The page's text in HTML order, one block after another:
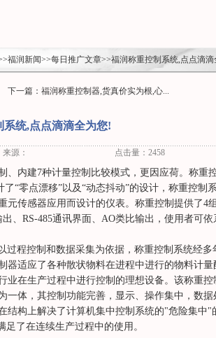
福润新闻>>每日推广文章>>福润称重控制系统,点点滴滴
下一篇： 福润称重控制器,货真价实为根,心...
系统,点点滴滴全为您!
来源： 点击量：2458
、内建7种计量控制比较模式，更因应荷。称重
“零点漂移”以及“动态抖动”的设计，称重控制
传感器应用而设计的仪表。称重控制提供了4组
、RS-485通讯界面、AO类比输出，使用者可依
过程控制和数据采集为依据，称重控制系统经多
器适应了各种散状物料在进程中进行的物料计量
业在生产过程中进行控制的理想设备。该称重控
一体，其控制功能完善，显示、操作集中，数据
结构上解决了计算机集中控制系统的"危险集中"
了在连续生产过程中的使用。